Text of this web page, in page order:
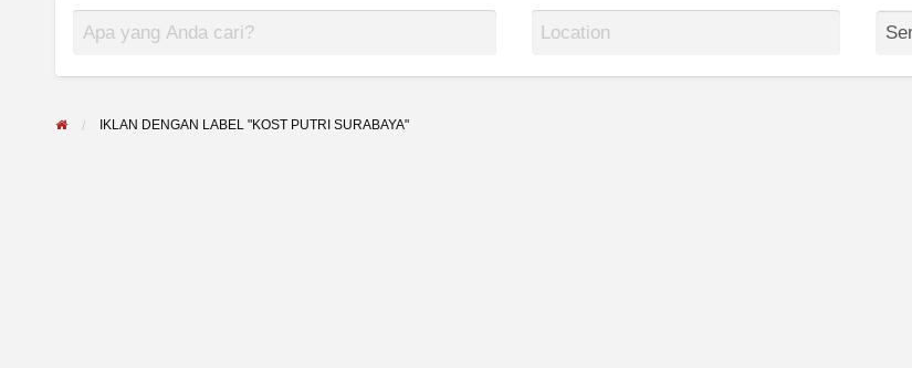
IKLAN DENGAN LABEL "KOST PUTRI SURABAYA"